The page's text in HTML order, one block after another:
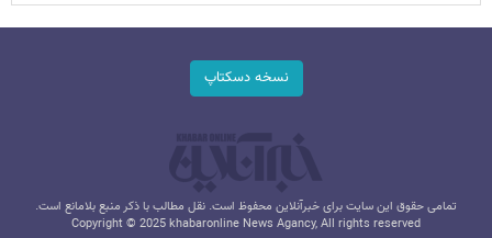
نسخه دسکتاپ
تمامی حقوق این سایت برای خبرآنلاین محفوظ است. نقل مطالب با ذکر منبع بلامانع است.
Copyright © 2025 khabaronline News Agancy, All rights reserved